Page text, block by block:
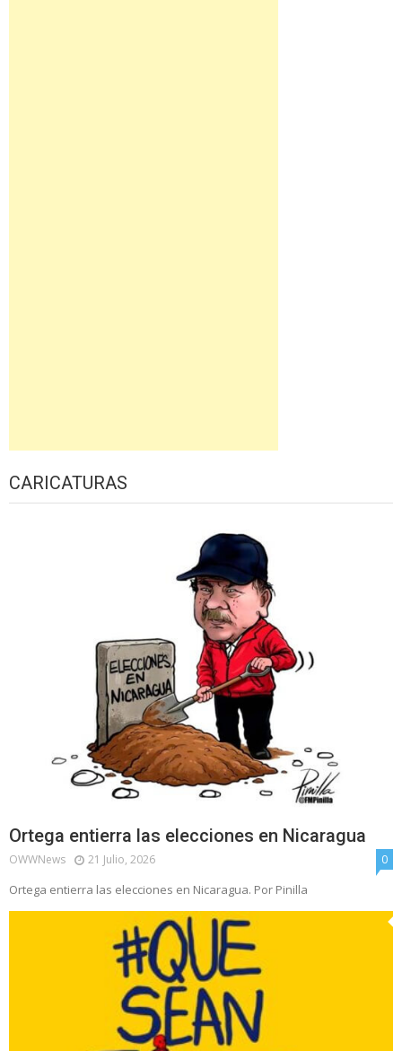
CARICATURAS
Ortega entierra las elecciones en Nicaragua
OWWNews 21 Julio, 2026 0
Ortega entierra las elecciones en Nicaragua. Por Pinilla